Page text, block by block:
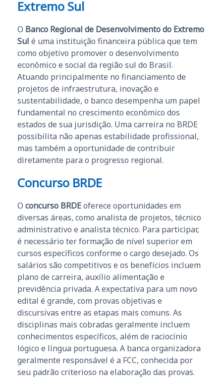
Extremo Sul
O Banco Regional de Desenvolvimento do Extremo
Sul é uma instituição financeira pública que tem
como objetivo promover o desenvolvimento
econômico e social da região sul do Brasil.
Atuando principalmente no financiamento de
projetos de infraestrutura, inovação e
sustentabilidade, o banco desempenha um papel
fundamental no crescimento econômico dos
estados de sua jurisdição. Uma carreira no BRDE
possibilita não apenas estabilidade profissional,
mas também a oportunidade de contribuir
diretamente para o progresso regional.
Concurso BRDE
O concurso BRDEoferece oportunidades em
diversas áreas, como analista de projetos, técnico
administrativo e analista técnico. Para participar,
é necessário ter formação de nível superior em
cursos específicos conforme o cargo desejado. Os
salários são competitivos e os benefícios incluem
plano de carreira, auxílio alimentação e
previdência privada. A expectativa para um novo
edital é grande, com provas objetivas e
discursivas entre as etapas mais comuns. As
disciplinas mais cobradas geralmente incluem
conhecimentos específicos, além de raciocínio
lógico e língua portuguesa. A banca organizadora
geralmente responsável é a FCC, conhecida por
seu padrão criterioso na elaboração das provas.